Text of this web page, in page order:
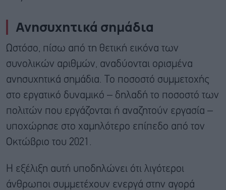
Ανησυχητικά σημάδια
Ωστόσο, πίσω από τη θετική εικόνα των
συνολικών αριθμών, αναδύονται ορισμένα
ανησυχητικά σημάδια. Το ποσοστό συμμετοχής
στο εργατικό δυναμικό – δηλαδή το ποσοστό των
πολιτών που εργάζονται ή αναζητούν εργασία –
υποχώρησε στο χαμηλότερο επίπεδο από τον
Οκτώβριο του 2021.
Η εξέλιξη αυτή υποδηλώνει ότι λιγότεροι
άνθρωποι συμμετέχουν ενεργά στην αγορά